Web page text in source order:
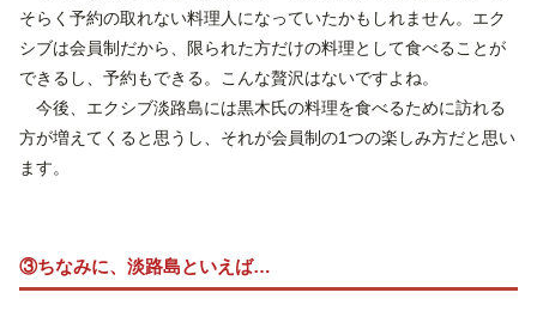
そらく予約の取れない料理人になっていたかもしれません。エク
シブは会員制だから、限られた方だけの料理として食べることが
できるし、予約もできる。こんな贅沢はないですよね。
今後、エクシブ淡路島には黒木氏の料理を食べるために訪れる
方が増えてくると思うし、それが会員制の1つの楽しみ方だと思い
ます。
③ちなみに、淡路島といえば…